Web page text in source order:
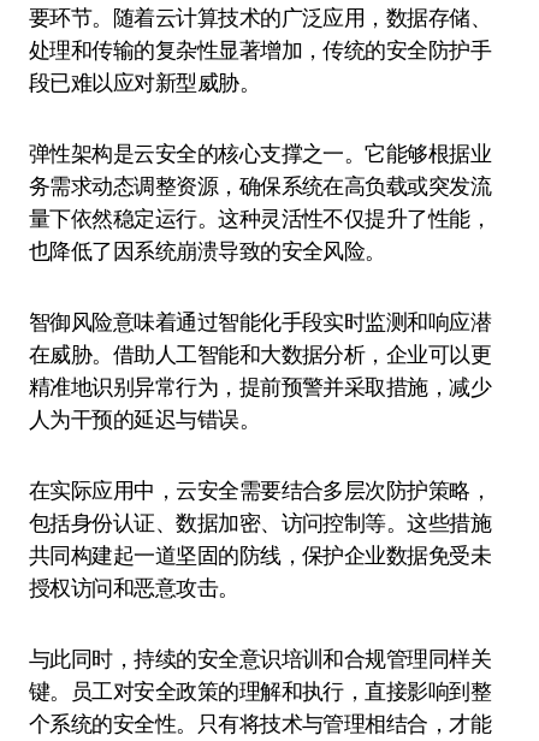
要环节。随着云计算技术的广泛应用，数据存储、
处理和传输的复杂性显著增加，传统的安全防护手
段已难以应对新型威胁。
弹性架构是云安全的核心支撑之一。它能够根据业
务需求动态调整资源，确保系统在高负载或突发流
量下依然稳定运行。这种灵活性不仅提升了性能，
也降低了因系统崩溃导致的安全风险。
智御风险意味着通过智能化手段实时监测和响应潜
在威胁。借助人工智能和大数据分析，企业可以更
精准地识别异常行为，提前预警并采取措施，减少
人为干预的延迟与错误。
在实际应用中，云安全需要结合多层次防护策略，
包括身份认证、数据加密、访问控制等。这些措施
共同构建起一道坚固的防线，保护企业数据免受未
授权访问和恶意攻击。
与此同时，持续的安全意识培训和合规管理同样关
键。员工对安全政策的理解和执行，直接影响到整
个系统的安全性。只有将技术与管理相结合，才能